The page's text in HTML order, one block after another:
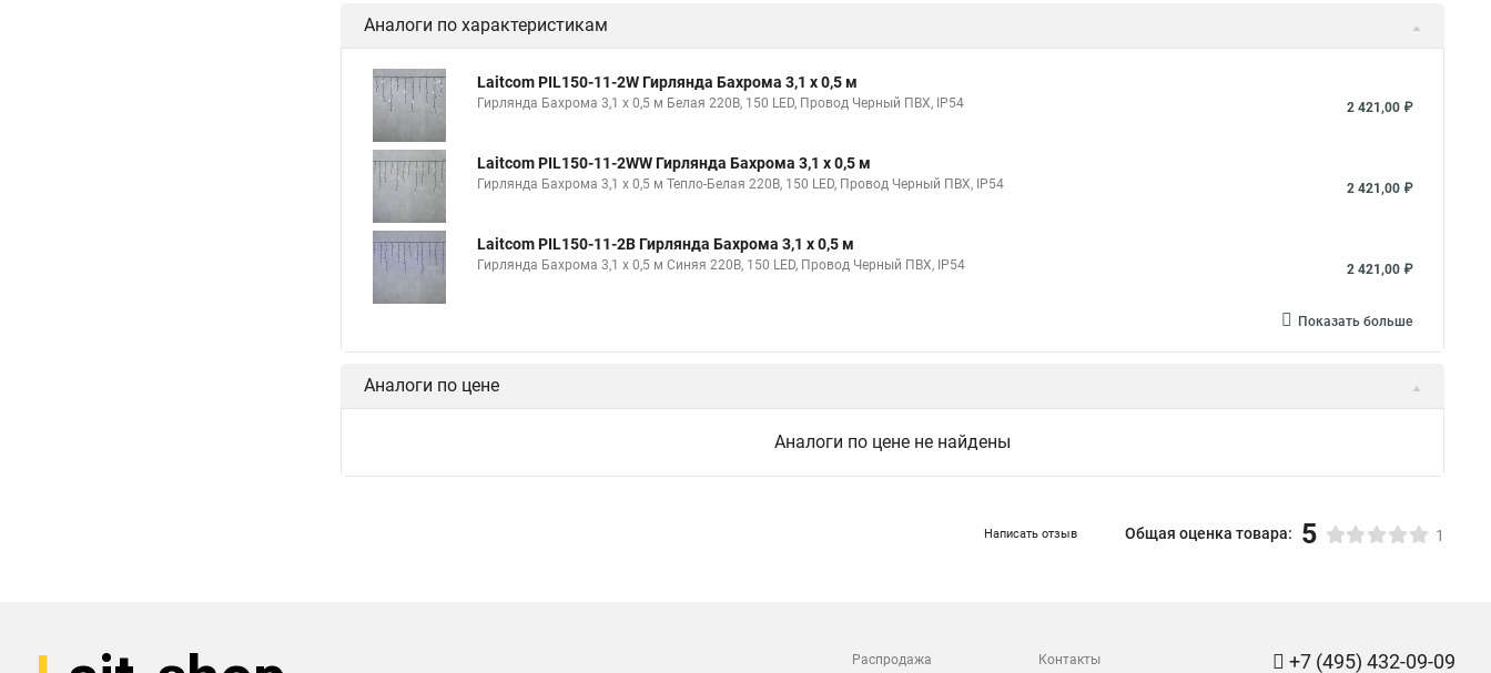
Аналоги по характеристикам
Laitcom PIL150-11-2W Гирлянда Бахрома 3,1 x 0,5 м
Гирлянда Бахрома 3,1 x 0,5 м Белая 220В, 150 LED, Провод Черный ПВХ, IP54 2 421,00 ₽
Laitcom PIL150-11-2WW Гирлянда Бахрома 3,1 x 0,5 м
Гирлянда Бахрома 3,1 x 0,5 м Тепло-Белая 220В, 150 LED, Провод Черный ПВХ, IP54 2 421,00 ₽
Laitcom PIL150-11-2B Гирлянда Бахрома 3,1 x 0,5 м
Гирлянда Бахрома 3,1 x 0,5 м Синяя 220В, 150 LED, Провод Черный ПВХ, IP54 2 421,00 ₽
Показать больше
Аналоги по цене
Аналоги по цене не найдены
Написать отзыв Общая оценка товара: 5 1
Распродажа Контакты +7 (495) 432-09-09